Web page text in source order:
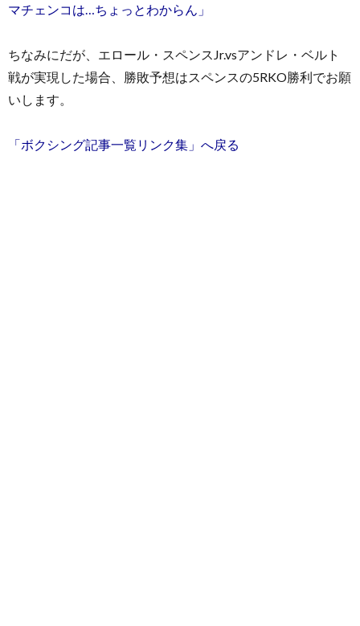
マチェンコは…ちょっとわからん」
ちなみにだが、エロール・スペンスJr.vsアンドレ・ベルト
戦が実現した場合、勝敗予想はスペンスの5RKO勝利でお願
いします。
「ボクシング記事一覧リンク集」へ戻る